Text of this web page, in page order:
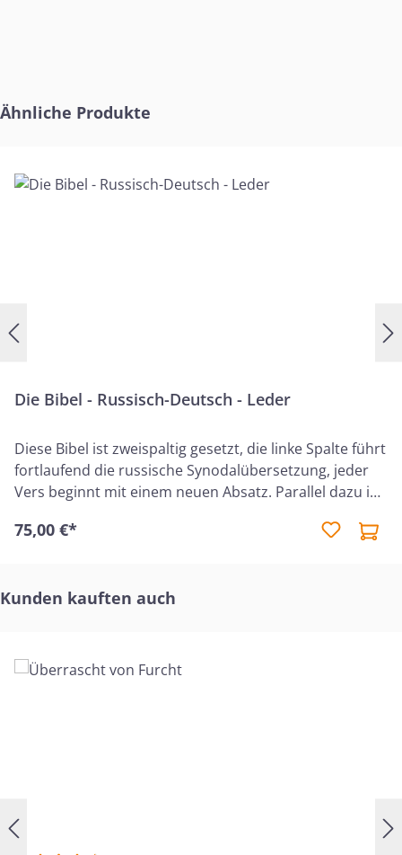
Produktgalerie überspringen
Ähnliche Produkte
Die Bibel - Russisch-Deutsch - Leder
Diese Bibel ist zweispaltig gesetzt, die linke Spalte führt
fortlaufend die russische Synodalübersetzung, jeder
Vers beginnt mit einem neuen Absatz. Parallel dazu in
Schlachter 2000. Neuauflage 2026
75,00 €*
Produktgalerie überspringen
Kunden kauften auch